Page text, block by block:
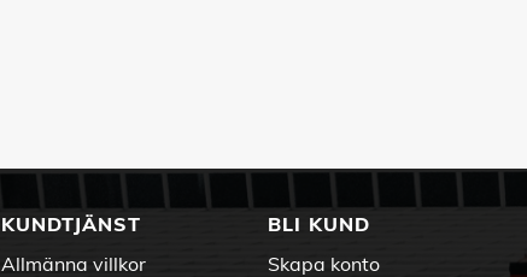
KUNDTJÄNST
Allmänna villkor
BLI KUND
Skapa konto